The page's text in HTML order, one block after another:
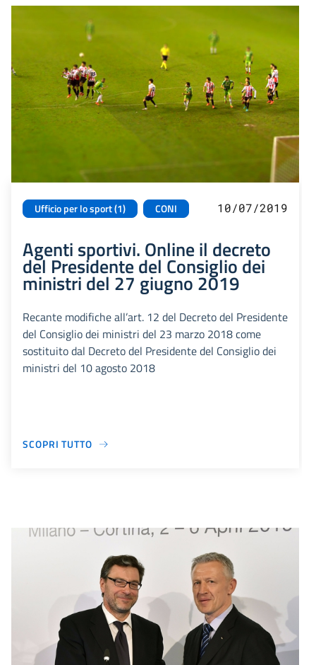
Ufficio per lo sport (1) CONI 10/07/2019
Agenti sportivi. Online il decreto
del Presidente del Consiglio dei
ministri del 27 giugno 2019
Recante modifiche all’art. 12 del Decreto del Presidente
del Consiglio dei ministri del 23 marzo 2018 come
sostituito dal Decreto del Presidente del Consiglio dei
ministri del 10 agosto 2018
SCOPRI TUTTO